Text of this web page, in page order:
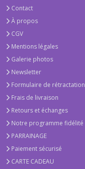
Contact
À propos
CGV
Mentions légales
Galerie photos
Newsletter
Formulaire de rétractation
Frais de livraison
Retours et échanges
Notre programme fidélité
PARRAINAGE
Paiement sécurisé
CARTE CADEAU